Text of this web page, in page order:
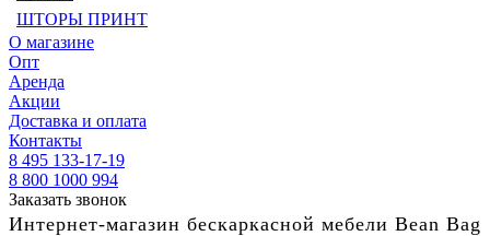
ШТОРЫ ПРИНТ
О магазине
Опт
Аренда
Акции
Доставка и оплата
Контакты
8 495 133-17-19
8 800 1000 994
Заказать звонок
Интернет-магазин бескаркасной мебели Bean Bag